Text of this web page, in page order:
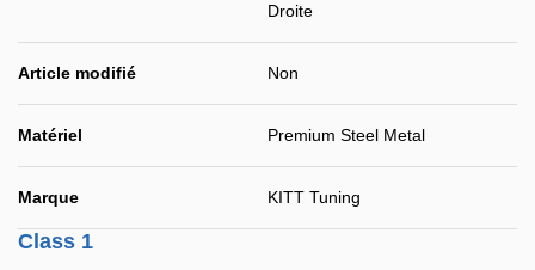
Droite
Article modifié Non
Matériel Premium Steel Metal
Marque KITT Tuning
Class 1